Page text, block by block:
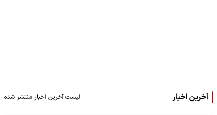
آخرین اخبار لیست آخرین اخبار منتشر شده